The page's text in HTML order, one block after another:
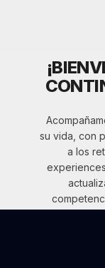
su vida, con
a los